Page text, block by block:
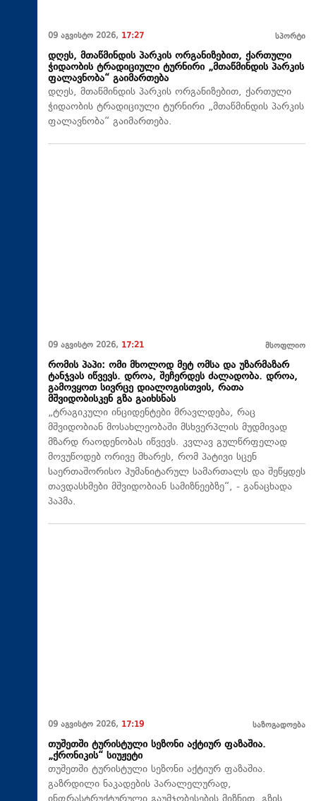
09 აგვისტო 2026, 17:27 სპორტი
დღეს, მთაწმინდის პარკის ორგანიზებით, ქართული
ჭიდაობის ტრადიციული ტურნირი „მთაწმინდის პარკის
ფალავნობა“ გაიმართება
დღეს, მთაწმინდის პარკის ორგანიზებით, ქართული
ჭიდაობის ტრადიციული ტურნირი „მთაწმინდის პარკის
ფალავნობა“ გაიმართება.
09 აგვისტო 2026, 17:21 მსოფლიო
რომის პაპი: ომი მხოლოდ მეტ ომსა და უზარმაზარ
ტანჯვას იწვევს. დროა, შეჩერდეს ძალადობა. დროა,
გამოვყოთ სივრცე დიალოგისთვის, რათა
მშვიდობისკენ გზა გაიხსნას
„ტრაგიკული ინციდენტები მრავლდება, რაც
მშვიდობიან მოსახლეობაში მსხვერპლის მუდმივად
მზარდ რაოდენობას იწვევს. კვლავ გულწრფელად
მოვუწოდებ ორივე მხარეს, რომ პატივი სცენ
საერთაშორისო ჰუმანიტარულ სამართალს და შეწყდეს
თავდასხმები მშვიდობიან სამიზნეებზე“, - განაცხადა
პაპმა.
09 აგვისტო 2026, 17:19 საზოგადოება
თუშეთში ტურისტული სეზონი აქტიურ ფაზაშია.
„ქრონიკის“ სიუჟეტი
თუშეთში ტურისტული სეზონი აქტიურ ფაზაშია.
გაზრდილი ნაკადების პარალელურად,